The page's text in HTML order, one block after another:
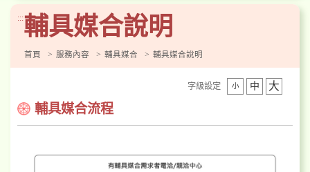
:::輔具媒合說明
首頁 服務內容 輔具媒合 輔具媒合說明
字級設定 小 中 大
輔具媒合流程